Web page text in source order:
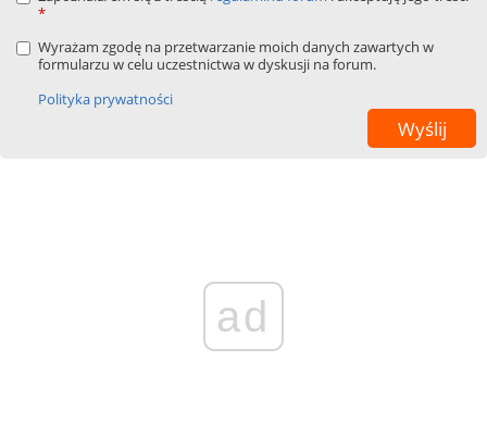
*
Wyrażam zgodę na przetwarzanie moich danych zawartych w
formularzu w celu uczestnictwa w dyskusji na forum.
Polityka prywatności
ad